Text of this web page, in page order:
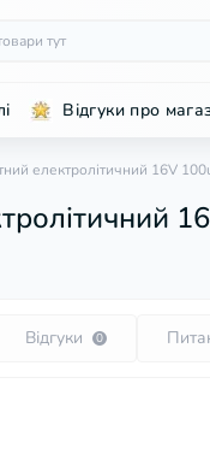
Відгуки про
електролітичний 16V
Відгуки 0